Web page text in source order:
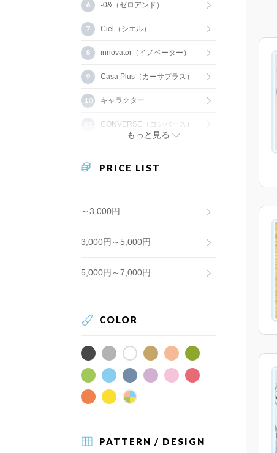
-0&（ゼロアンド）
Ciel（シエル）
innovator（イノベーター）
Casa Plus（カーサプラス）
キャラクター
CONVERSE（コンバース）
もっと見る
PRICE LIST
～3,000円
3,000円～5,000円
5,000円～7,000円
COLOR
PATTERN / DESIGN